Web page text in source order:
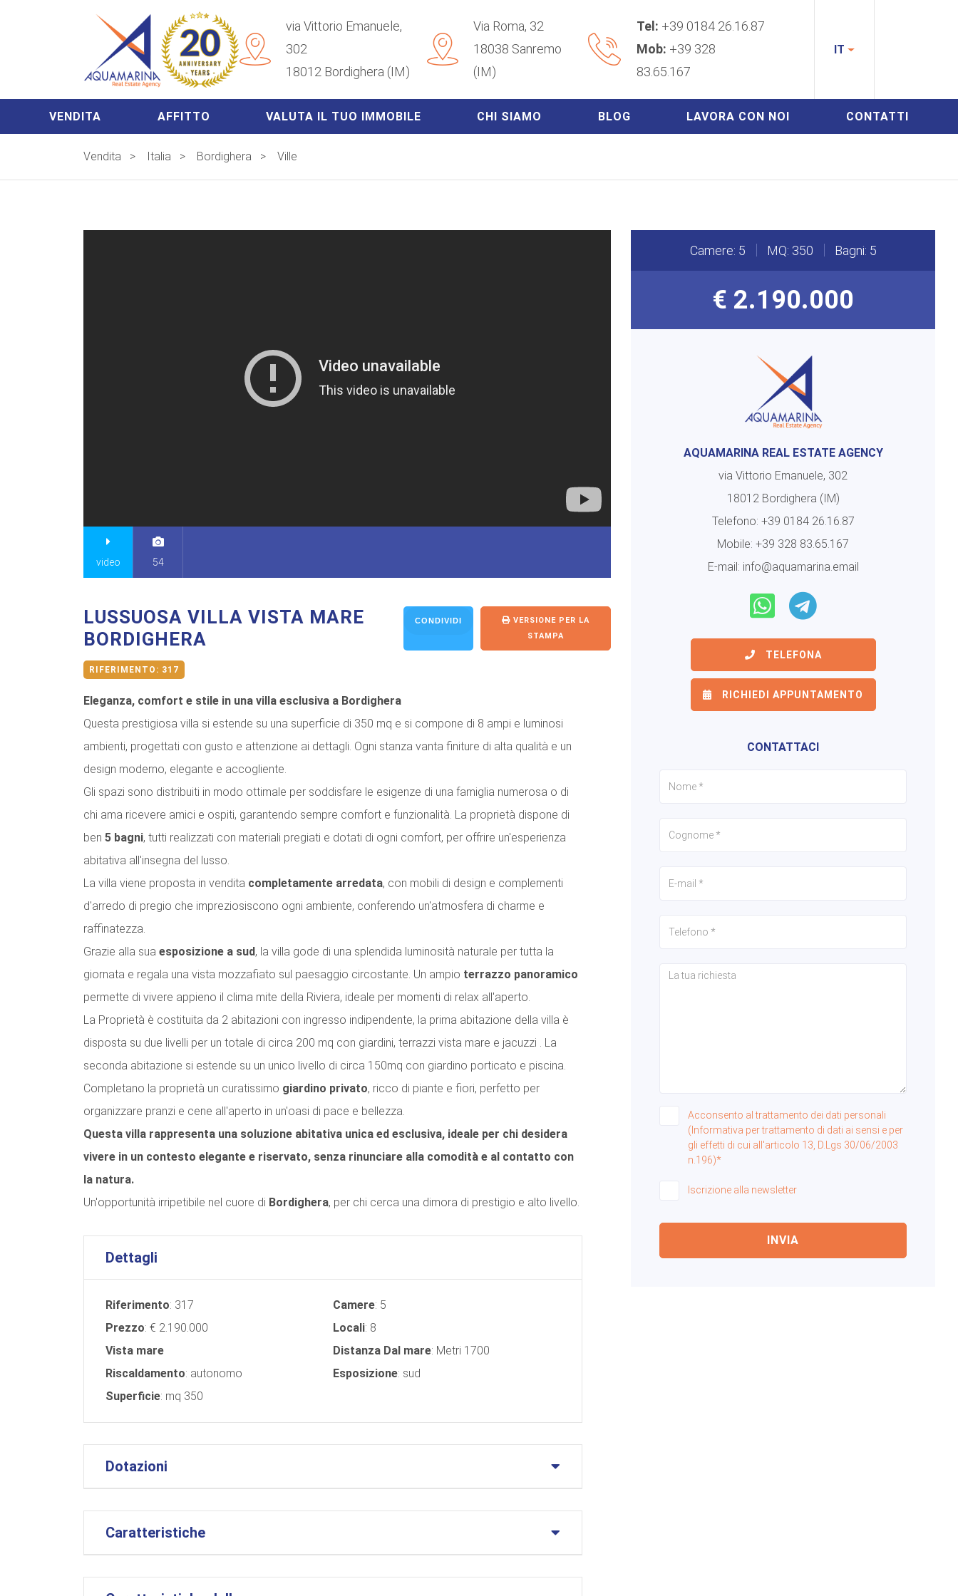
via Vittorio Emanuele,
302
18012 Bordighera (IM)
Via Roma, 32
18038 Sanremo
(IM)
Tel: +39 0184 26.16.87
Mob: +39 328
83.65.167
IT
VENDITA AFFITTO VALUTA IL TUO IMMOBILE CHI SIAMO BLOG LAVORA CON NOI CONTATTI
Vendita > Italia > Bordighera > Ville
video 54
LUSSUOSA VILLA VISTA MARE
BORDIGHERA
CONDIVIDI
VERSIONE PER LA
STAMPA
RIFERIMENTO: 317
Eleganza, comfort e stile in una villa esclusiva a Bordighera
Questa prestigiosa villa si estende su una superficie di 350 mq e si compone di 8 ampi e luminosi
ambienti, progettati con gusto e attenzione ai dettagli. Ogni stanza vanta finiture di alta qualità e un
design moderno, elegante e accogliente.
Gli spazi sono distribuiti in modo ottimale per soddisfare le esigenze di una famiglia numerosa o di
chi ama ricevere amici e ospiti, garantendo sempre comfort e funzionalità. La proprietà dispone di
ben 5 bagni, tutti realizzati con materiali pregiati e dotati di ogni comfort, per offrire un'esperienza
abitativa all'insegna del lusso.
La villa viene proposta in vendita completamente arredata, con mobili di design e complementi
d'arredo di pregio che impreziosiscono ogni ambiente, conferendo un'atmosfera di charme e
raffinatezza.
Grazie alla sua esposizione a sud, la villa gode di una splendida luminosità naturale per tutta la
giornata e regala una vista mozzafiato sul paesaggio circostante. Un ampio terrazzo panoramico
permette di vivere appieno il clima mite della Riviera, ideale per momenti di relax all'aperto.
La Proprietà è costituita da 2 abitazioni con ingresso indipendente, la prima abitazione della villa è
disposta su due livelli per un totale di circa 200 mq con giardini, terrazzi vista mare e jacuzzi . La
seconda abitazione si estende su un unico livello di circa 150mq con giardino porticato e piscina.
Completano la proprietà un curatissimo giardino privato, ricco di piante e fiori, perfetto per
organizzare pranzi e cene all'aperto in un'oasi di pace e bellezza.
Questa villa rappresenta una soluzione abitativa unica ed esclusiva, ideale per chi desidera
vivere in un contesto elegante e riservato, senza rinunciare alla comodità e al contatto con
la natura.
Un'opportunità irripetibile nel cuore di Bordighera, per chi cerca una dimora di prestigio e alto livello.
Dettagli
Riferimento: 317
Prezzo: € 2.190.000
Vista mare
Riscaldamento: autonomo
Superficie: mq 350
Camere: 5
Locali: 8
Distanza Dal mare: Metri 1700
Esposizione: sud
Dotazioni
Caratteristiche
Camere: 5 MQ: 350 Bagni: 5
€ 2.190.000
AQUAMARINA REAL ESTATE AGENCY
via Vittorio Emanuele, 302
18012 Bordighera (IM)
Telefono: +39 0184 26.16.87
Mobile: +39 328 83.65.167
E-mail: info@aquamarina.email
TELEFONA
RICHIEDI APPUNTAMENTO
CONTATTACI
Acconsento al trattamento dei dati personali
(Informativa per trattamento di dati ai sensi e per
gli effetti di cui all'articolo 13, D.Lgs 30/06/2003
n.196)*
Iscrizione alla newsletter
INVIA